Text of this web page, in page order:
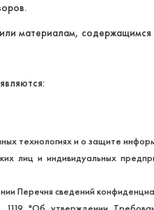
материалам,
технологиях и о защите
и индивидуальных
Перечня сведений